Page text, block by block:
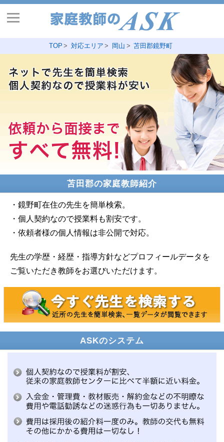
TOP 対応エリア 岡山 苫田郡鏡野町
苫田郡の家庭教師紹介
・鏡野町在住の先生を簡単検索。
・個人契約なので授業料も割安です。
・依頼者様の個人情報は非公開で対応。
先生の学歴・経歴・指導方針などプロフィールデータを
ご覧いただき教師をお選びいただけます。
ASKのシステム